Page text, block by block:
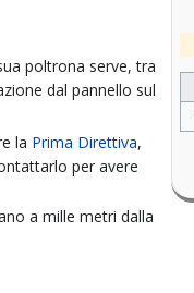
poltrona serve, tra
dal pannello sul
la Prima Direttiva,
per avere
a mille metri dalla